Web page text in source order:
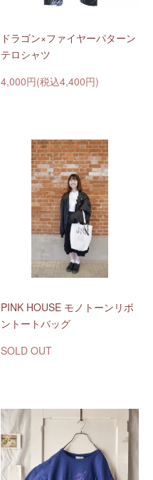
ドラゴン×ファイヤーパターン
テロシャツ
4,000円(税込4,400円)
PINK HOUSE モノトーンリボ
ントートバッグ
SOLD OUT